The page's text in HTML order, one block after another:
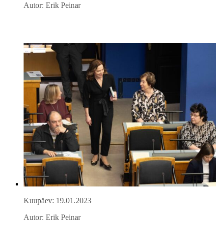
Autor: Erik Peinar
Kuupäev: 19.01.2023
Autor: Erik Peinar